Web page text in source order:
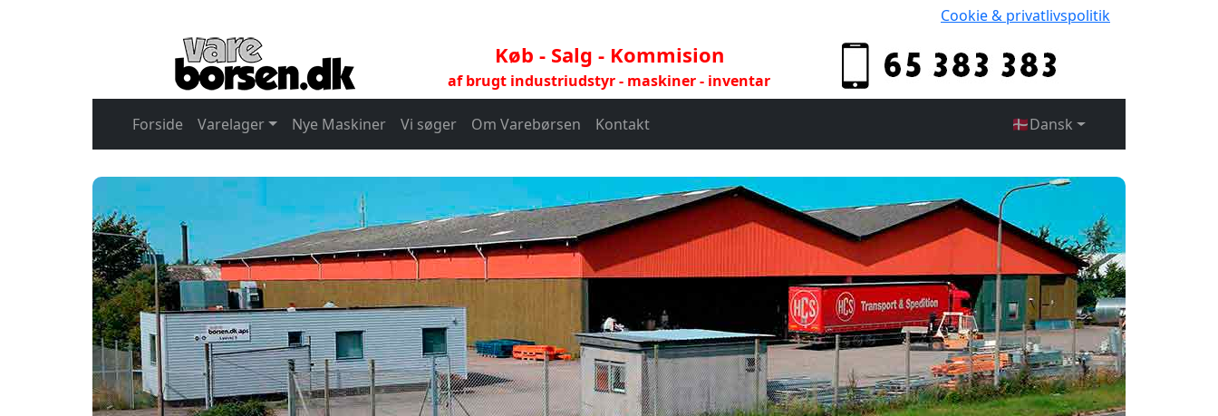
Cookie & privatlivspolitik
Køb - Salg - Kommision
af brugt industriudstyr - maskiner - inventar
Forside Varelager Nye Maskiner Vi søger Om Varebørsen Kontakt 🇩🇰Dansk